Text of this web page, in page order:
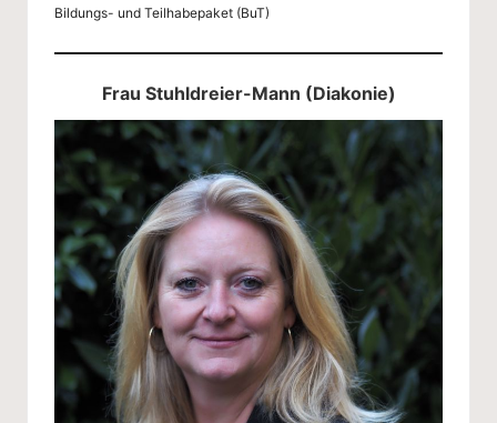
Bildungs- und Teilhabepaket (BuT)
Frau Stuhldreier-Mann (Diakonie)